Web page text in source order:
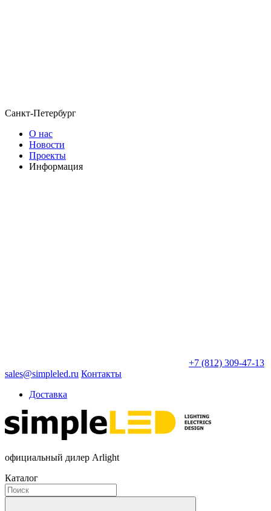
Санкт-Петербург
О нас
Новости
Проекты
Информация
+7 (812) 309-47-13
sales@simpleled.ru Контакты
Доставка
официальный дилер Arlight
Каталог